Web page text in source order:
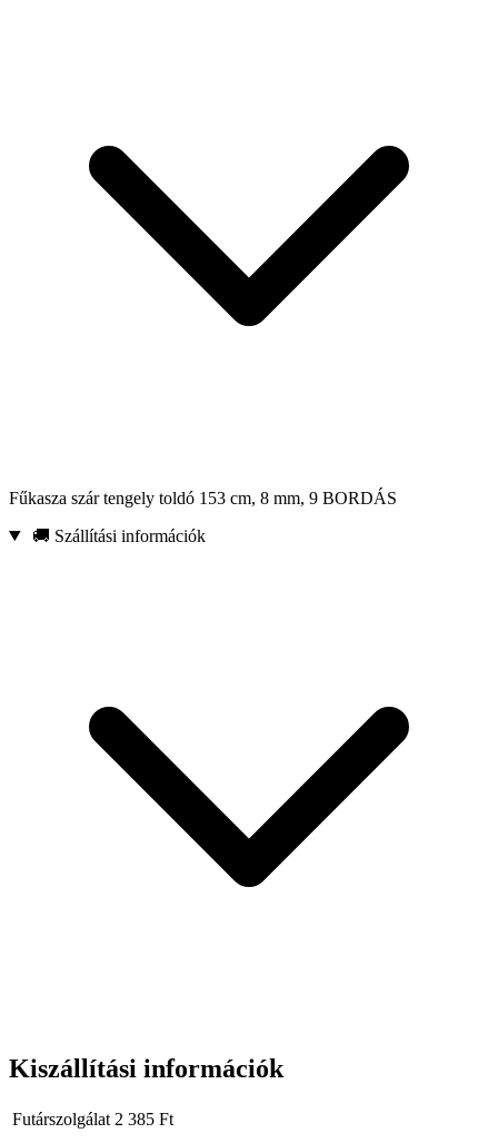
Fűkasza szár tengely toldó 153 cm, 8 mm, 9 BORDÁS
🚚 Szállítási információk
Kiszállítási információk
Futárszolgálat 2 385 Ft